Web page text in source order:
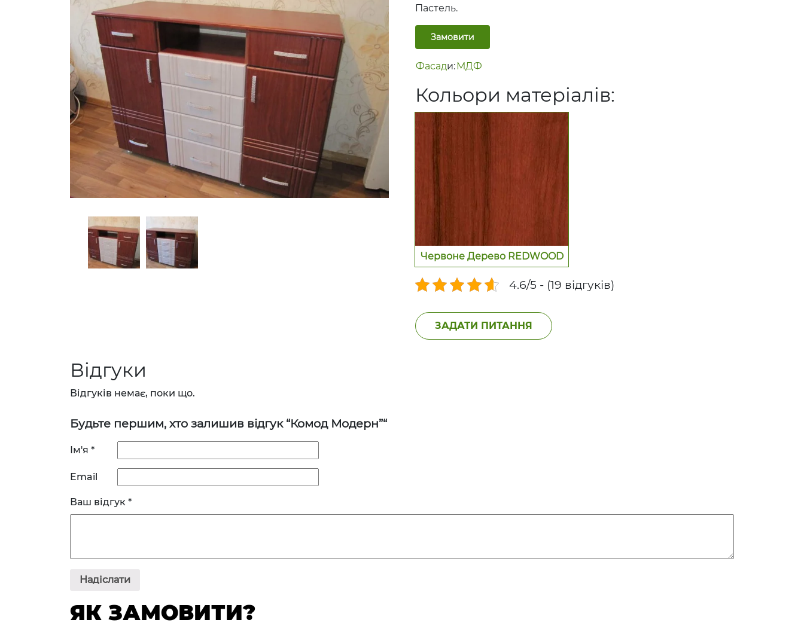
Пастель.
Замовити
Фасади:МДФ
Кольори матеріалів:
Червоне Дерево REDWOOD
4.6/5 - (19 відгуків)
ЗАДАТИ ПИТАННЯ
Відгуки
Відгуків немає, поки що.
Будьте першим, хто залишив відгук “Комод Модерн”“
Ім'я *
Email
Ваш відгук *
ЯК ЗАМОВИТИ?